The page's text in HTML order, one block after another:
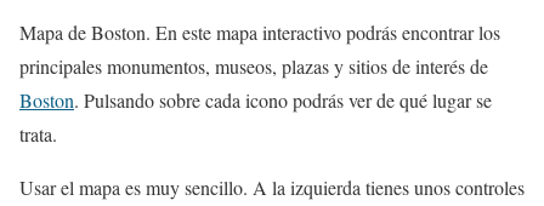
Mapa de Boston. En este mapa interactivo podrás encontrar los
principales monumentos, museos, plazas y sitios de interés de
Boston. Pulsando sobre cada icono podrás ver de qué lugar se
trata.
Usar el mapa es muy sencillo. A la izquierda tienes unos controles